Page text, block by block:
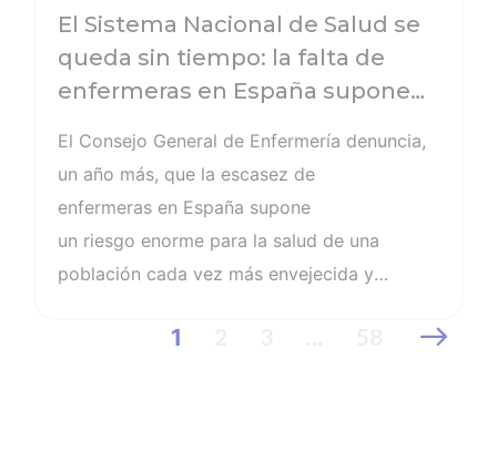
sencilla a consultas psicológicas online
impartidas por profesionales especializados
en…
El Sistema Nacional de Salud se
queda sin tiempo: la falta de
enfermeras en España supone
de toda la población
El Consejo General de Enfermería denuncia,
un año más, que la escasez de
enfermeras en España supone
un riesgo enorme para la salud de una
población cada vez más envejecida y
cuidados de profesionales expertos y pone
1